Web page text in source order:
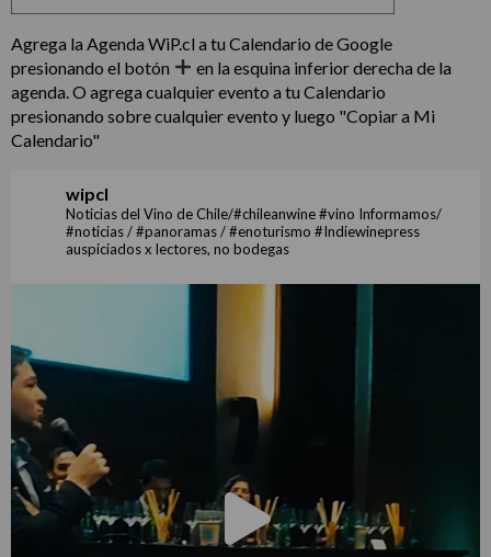
Agrega la Agenda WiP.cl a tu Calendario de Google
presionando el botón
en la esquina inferior derecha de la
agenda. O agrega cualquier evento a tu Calendario
presionando sobre cualquier evento y luego "Copiar a Mi
Calendario"
wipcl
Noticias del Vino de Chile/#chileanwine #vino Informamos/
#noticias / #panoramas / #enoturismo #Indiewinepress
auspiciados x lectores, no bodegas